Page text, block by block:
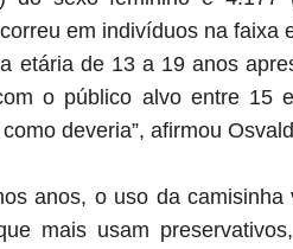
em indivíduos na faixa
etária de 13 a 19 anos
o público alvo entre 15
deveria”, afirmou
anos, o uso da camisinha
mais usam